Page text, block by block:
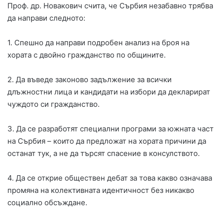
Проф. др. Новакович счита, че Сърбия незабавно трябва
да направи следното:
1. Спешно да направи подробен анализ на броя на
хората с двойно гражданство по общините.
2. Да въведе законово задължение за всички
длъжностни лица и кандидати на избори да декларират
чуждото си гражданство.
3. Да се разработят специални програми за южната част
на Сърбия – които да предложат на хората причини да
останат тук, а не да търсят спасение в консулството.
4. Да се открие обществен дебат за това какво означава
промяна на колективната идентичност без никакво
социално обсъждане.